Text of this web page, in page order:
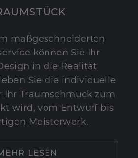
maßgeschneiderten
können Sie Ihr
in die Realität
Sie die individuelle
Ihr Traumschmuck zum
wird, vom Entwurf bis
Meisterwerk.
LESEN